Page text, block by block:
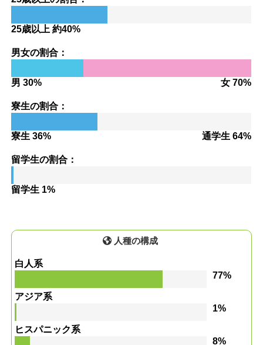
25歳以上 約40%
男女の割合：
男 30% 女 70%
寮生の割合：
寮生 36% 通学生 64%
留学生の割合：
留学生 1%
人種の構成
白人系
77%
アジア系
1%
ヒスパニック系
8%